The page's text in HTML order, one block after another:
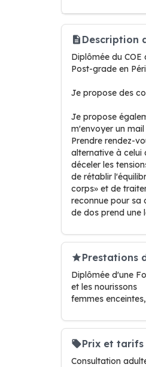
Description
Diplômée du
Post-grade en
Je propose des
Je propose
m'envoyer un
Prendre rendez-
alternative à celui
déceler les
de rétablir
corps» et de
reconnue pour sa
de dos prend une
Prestations
Diplômée d'une
et les nourissons
femmes
Prix et tarifs
Consultation